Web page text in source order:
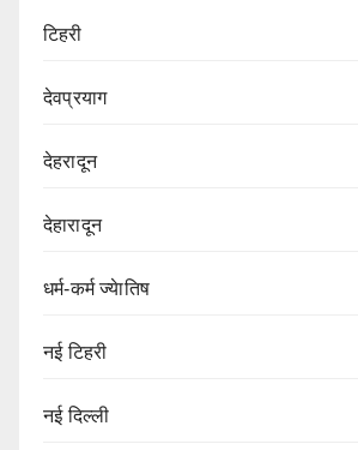
टिहरी
देवप्रयाग
देहरादून
देहारादून
धर्म-कर्म ज्येातिष
नई टिहरी
नई दिल्ली